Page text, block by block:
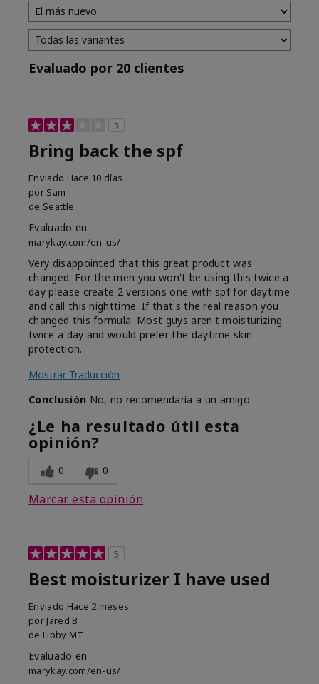
Evaluado por 20 clientes
3
Bring back the spf
Enviado Hace 10 días
por Sam
de Seattle
Evaluado en
marykay.com/en-us/
Very disappointed that this great product was
changed. For the men you won't be using this twice a
day please create 2 versions one with spf for daytime
and call this nighttime. If that's the real reason you
changed this formula. Most guys aren't moisturizing
twice a day and would prefer the daytime skin
protection.
Mostrar Traducción
Conclusión No, no recomendaría a un amigo
¿Le ha resultado útil esta
opinión?
0 0
Marcar esta opinión
5
Best moisturizer I have used
Enviado Hace 2 meses
por Jared B
de Libby MT
Evaluado en
marykay.com/en-us/